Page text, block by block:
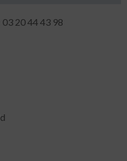
03 20 44 43 98